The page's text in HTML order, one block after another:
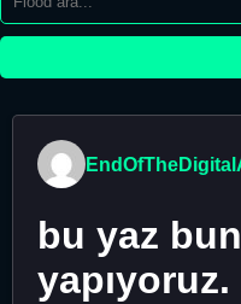
bu yaz
yapıyoruz.